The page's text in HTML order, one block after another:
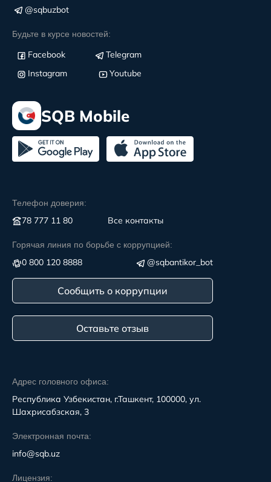
Адрес головного офиса:
Республика Узбекистан, г.Ташкент, 100000, ул.
Шахрисабзская, 3
Электронная почта:
info@sqb.uz
Лицензия:
@sqbuzbot
Будьте в курсе новостей:
Facebook
Telegram
Instagram
Youtube
SQB Mobile
Телефон доверия:
78 777 11 80 Все контакты
Горячая линия по борьбе с коррупцией:
0 800 120 8888 @sqbantikor_bot
Сообщить о коррупции
Оставьте отзыв